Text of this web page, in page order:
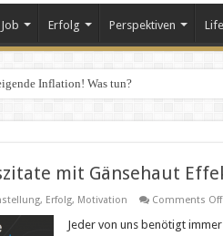
Job Erfolg Perspektiven
Inflation! Was tun?
mit Gänsehaut
, Erfolg, Motivation Comments Off
Jeder von uns benötigt